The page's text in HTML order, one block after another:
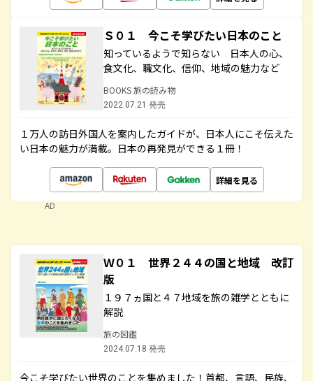
Ｓ０１ 今こそ学びたい日本のこと
知っているようで知らない 日本人の心、
食文化、職文化、信仰、地域の魅力など
BOOKS 旅の読み物
2022.07.21 発売
１万人の訪日外国人を案内したガイドが、日本人にこそ伝えた
い日本の魅力が満載。日本の再発見ができる１冊！
詳細を見る
AD
Ｗ０１ 世界２４４の国と地域 改訂
版
１９７ヵ国と４７地域を旅の雑学とともに
解説
旅の図鑑
2024.07.18 発売
今こそ学びたい世界のことを集めました！首都、言語、民族、